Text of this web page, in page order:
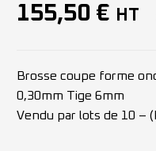
155,50 € HT
Brosse coupe forme
0,30mm Tige 6mm
Vendu par lots de 10 –